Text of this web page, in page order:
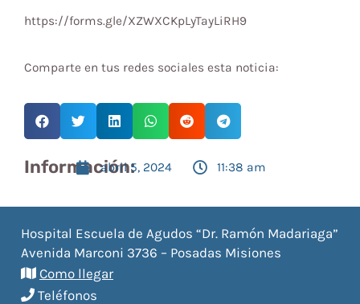
https://forms.gle/XZWXCKpLyTayLiRH9
Comparte en tus redes sociales esta noticia:
Información:abril 5, 2024 11:38 am
Hospital Escuela de Agudos “Dr. Ramón Madariaga”
Avenida Marconi 3736 – Posadas Misiones
Como llegar
Teléfonos